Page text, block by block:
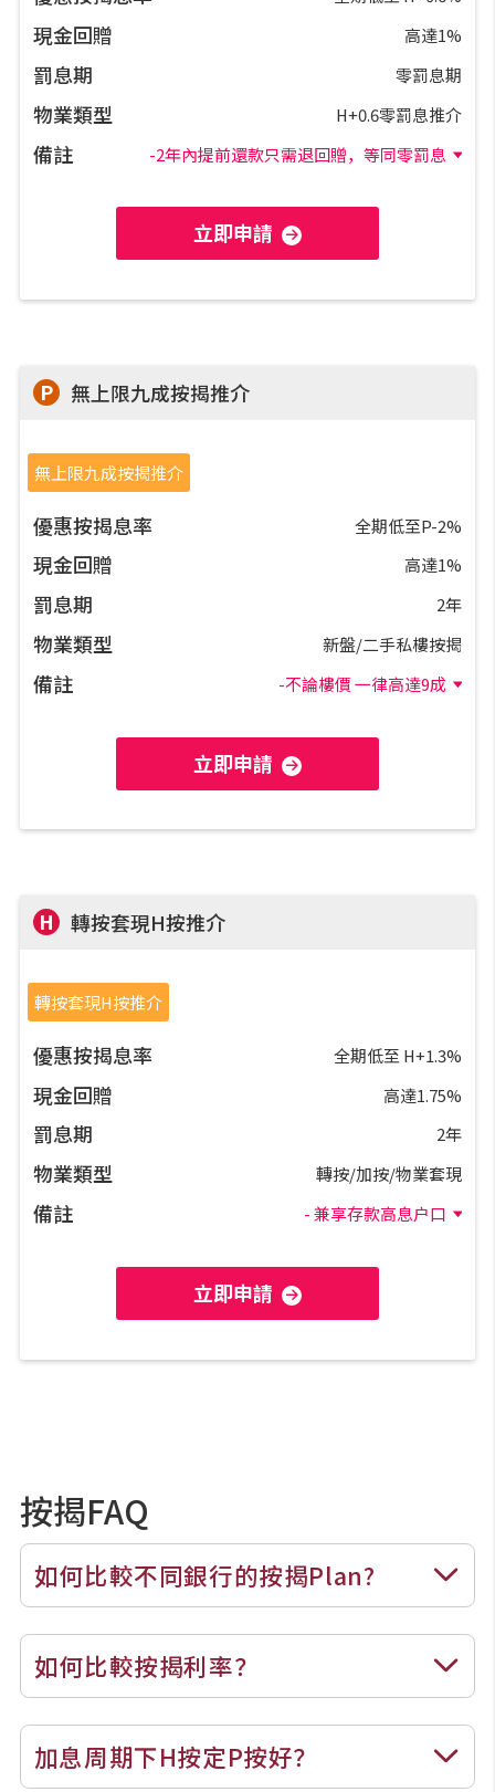
裝修設計專欄
火險、家居、寵物保險
保險資訊專欄
條款及細則
私隱政策
简
本網頁所提供資料僅作參考用途。
若因錯漏而引致任何不便或損失，中原按揭概不負責。
本網站採用無障礙網頁設計，如有任何問題，可查詢：
2889 2886 / cmb@mail.centanet.com
網上搵樓 |
中原工商舖
© 2026 中原按揭經紀有限公司 Centaline Mortgage Broker Limited 版權所有
私隱政策聲明
現金回贈 高達1%
罰息期 零罰息期
物業類型 H+0.6零罰息推介
備註 -2年內提前還款只需退回贈，等同零罰息
立即申請
P 無上限九成按揭推介
無上限九成按揭推介
優惠按揭息率 全期低至P-2%
現金回贈 高達1%
罰息期 2年
物業類型 新盤/二手私樓按揭
備註 -不論樓價 一律高達9成
立即申請
H 轉按套現H按推介
轉按套現H按推介
優惠按揭息率 全期低至 H+1.3%
現金回贈 高達1.75%
罰息期 2年
物業類型 轉按/加按/物業套現
備註 - 兼享存款高息户口
立即申請
按揭FAQ
如何比較不同銀行的按揭Plan?
如何比較按揭利率？
加息周期下H按定P按好？